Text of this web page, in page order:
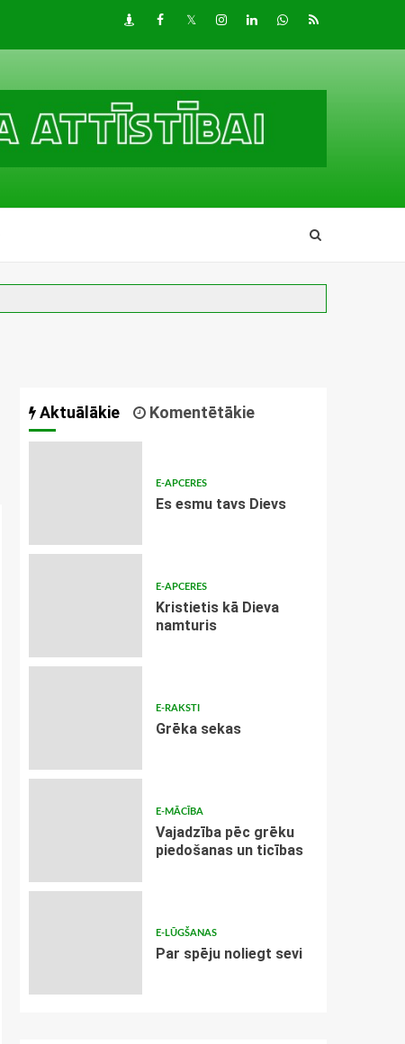
DraugiemFacebook
TwitterInstagram
LinkedInwhatsapp
RSS
Aktuālākie Komentētākie
E-APCERES
Es esmu tavs Dievs
E-APCERES
Kristietis kā Dieva
namturis
E-RAKSTI
Grēka sekas
E-MĀCĪBA
Vajadzība pēc grēku
piedošanas un ticības
E-LŪGŠANAS
Par spēju noliegt sevi